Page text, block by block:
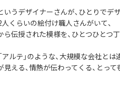
いうデザイナーさんが、ひとりでデ
人くらいの絵付け職人さんがいて、
ら伝授された模様を、ひとつひとつ
アルテ」のような、大規模な会社とは
える、情熱が伝わってくる、とって